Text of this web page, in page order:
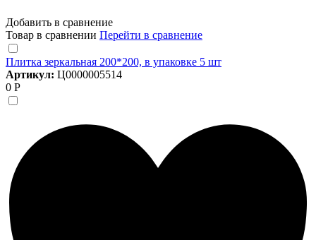
Добавить в сравнение
Товар в сравнении Перейти в сравнение
Плитка зеркальная 200*200, в упаковке 5 шт
Артикул: Ц0000005514
0 Р